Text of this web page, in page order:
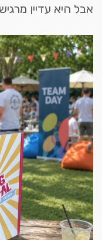
אבל היא עדיין